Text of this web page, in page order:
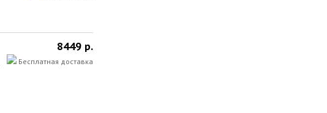
8449 р.
Бесплатная доставка